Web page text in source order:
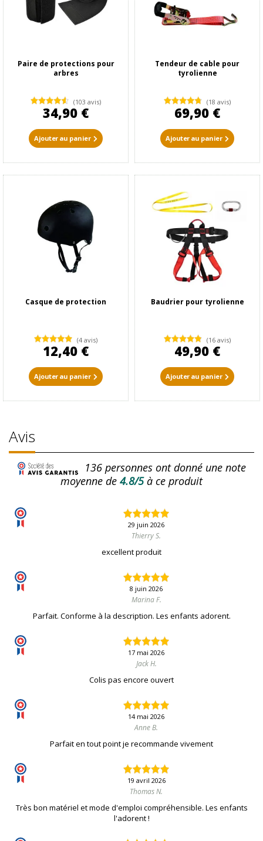
Paire de protections pour
arbres
(103 avis)
34,90 €
Ajouter au panier
Tendeur de cable pour
tyrolienne
(18 avis)
69,90 €
Ajouter au panier
Casque de protection
(4 avis)
12,40 €
Ajouter au panier
Baudrier pour tyrolienne
(16 avis)
49,90 €
Ajouter au panier
Avis
136personnes ont donné une note
moyenne de 4.8/5à ce produit
29 juin 2026
Thierry S.
excellent produit
8 juin 2026
Marina F.
Parfait. Conforme à la description. Les enfants adorent.
17 mai 2026
Jack H.
Colis pas encore ouvert
14 mai 2026
Anne B.
Parfait en tout point je recommande vivement
19 avril 2026
Thomas N.
Très bon matériel et mode d'emploi compréhensible. Les enfants
l'adorent !